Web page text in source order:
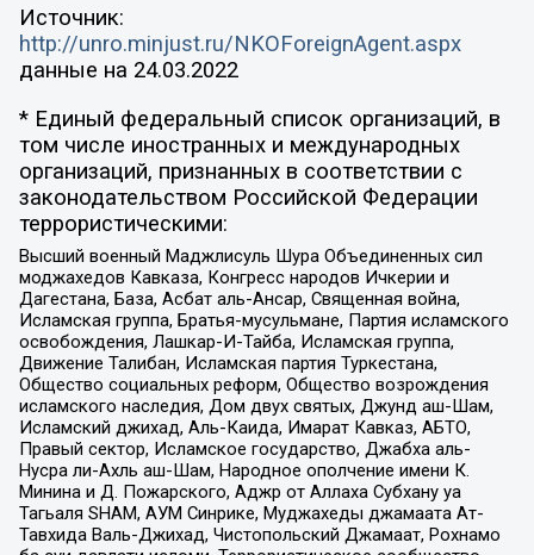
Источник:
http://unro.minjust.ru/NKOForeignAgent.aspx
данные на 24.03.2022
* Единый федеральный список организаций, в
том числе иностранных и международных
организаций, признанных в соответствии с
законодательством Российской Федерации
террористическими:
Высший военный Маджлисуль Шура Объединенных сил
моджахедов Кавказа, Конгресс народов Ичкерии и
Дагестана, База, Асбат аль-Ансар, Священная война,
Исламская группа, Братья-мусульмане, Партия исламского
освобождения, Лашкар-И-Тайба, Исламская группа,
Движение Талибан, Исламская партия Туркестана,
Общество социальных реформ, Общество возрождения
исламского наследия, Дом двух святых, Джунд аш-Шам,
Исламский джихад, Аль-Каида, Имарат Кавказ, АБТО,
Правый сектор, Исламское государство, Джабха аль-
Нусра ли-Ахль аш-Шам, Народное ополчение имени К.
Минина и Д. Пожарского, Аджр от Аллаха Субхану уа
Тагьаля SHAM, АУМ Синрике, Муджахеды джамаата Ат-
Тавхида Валь-Джихад, Чистопольский Джамаат, Рохнамо